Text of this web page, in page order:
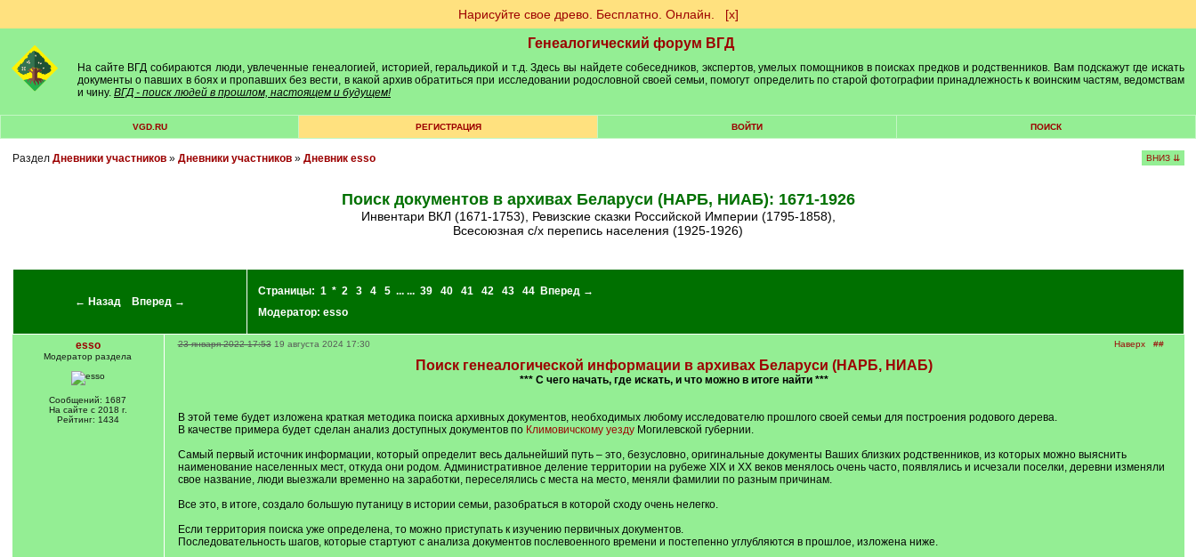
Нарисуйте свое древо. Бесплатно. Онлайн. [х]
Генеалогический форум ВГД
На сайте ВГД собираются люди, увлеченные генеалогией, историей, геральдикой и т.д. Здесь вы найдете собеседников, экспертов, умелых помощников в поисках предков и родственников. Вам подскажут где искать
документы о павших в боях и пропавших без вести, в какой архив обратиться при исследовании родословной своей семьи, помогут определить по старой фотографии принадлежность к воинским частям, ведомствам
и чину. ВГД - поиск людей в прошлом, настоящем и будущем!
VGD.RU РЕГИСТРАЦИЯ ВОЙТИ ПОИСК
Раздел Дневники участников» Дневники участников» Дневник esso ВНИЗ ⇊
Поиск документов в архивах Беларуси (НАРБ, НИАБ): 1671-1926
Инвентари ВКЛ (1671-1753), Ревизские сказки Российской Империи (1795-1858),
Всесоюзная с/х перепись населения (1925-1926)
← Назад Вперед →
Страницы: 1 * 2 3 4 5 ... ... 39 40 41 42 43 44
Вперед →
Модератор: esso
esso
Модератор раздела
Сообщений: 1687
На сайте с 2018 г.
Рейтинг: 1434
Наверх ##
23 января 2022 17:53 19 августа 2024 17:30
Поиск генеалогической информации в архивах Беларуси (НАРБ, НИАБ)
*** С чего начать, где искать, и что можно в итоге найти ***
В этой теме будет изложена краткая методика поиска архивных документов, необходимых любому исследователю прошлого своей семьи для построения родового дерева.
В качестве примера будет сделан анализ доступных документов по Климовичскому уездуМогилевской губернии.
Самый первый источник информации, который определит весь дальнейший путь – это, безусловно, оригинальные документы Ваших близких родственников, из которых можно выяснить
наименование населенных мест, откуда они родом. Административное деление территории на рубеже XIX и XX веков менялось очень часто, появлялись и исчезали поселки, деревни изменяли
свое название, люди выезжали временно на заработки, переселялись с места на место, меняли фамилии по разным причинам.
Все это, в итоге, создало большую путаницу в истории семьи, разобраться в которой сходу очень нелегко.
Если территория поиска уже определена, то можно приступать к изучению первичных документов.
Последовательность шагов, которые стартуют с анализа документов послевоенного времени и постепенно углубляются в прошлое, изложена ниже.